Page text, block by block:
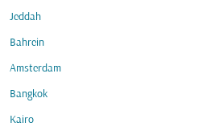
Jeddah
Bahrein
Amsterdam
Bangkok
Kairo